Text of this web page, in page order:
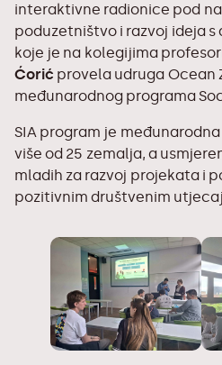
interaktivne radionice pod
poduzetništvo i razvoj ideja
koje je na kolegijima
Ćorić provela udruga Ocean
međunarodnog programa
SIA program je
više od 25 zemalja, a
mladih za razvoj projekata i
pozitivnim društvenim